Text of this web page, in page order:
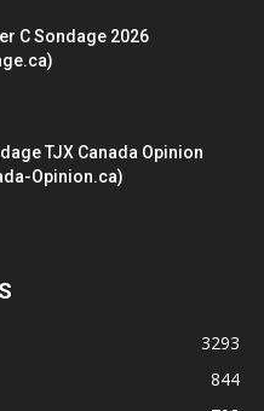
C Sondage 2026
TJX Canada Opinion
Opinion.ca)
3293
844